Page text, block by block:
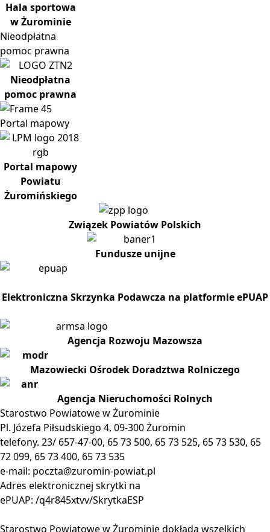
Hala sportowa
w Żurominie
Nieodpłatna
pomoc prawna
Nieodpłatna
pomoc prawna
Portal mapowy
Portal mapowy
Powiatu
Żuromińskiego
Związek Powiatów Polskich
Fundusze unijne
Elektroniczna Skrzynka Podawcza na platformie ePUAP
Agencja Rozwoju Mazowsza
Mazowiecki Ośrodek Doradztwa Rolniczego
Agencja Nieruchomości Rolnych
Starostwo Powiatowe w Żurominie
Pl. Józefa Piłsudskiego 4, 09-300 Żuromin
telefony. 23/ 657-47-00, 65 73 500, 65 73 525, 65 73 530, 65
72 099, 65 73 400, 65 73 535
e-mail: poczta@zuromin-powiat.pl
Adres elektronicznej skrytki na
ePUAP: /q4r845xtvv/SkrytkaESP
Starostwo Powiatowe w Żurominie dokłada wszelkich